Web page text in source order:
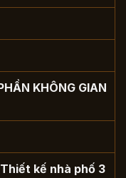
KHÔNG GIAN
Thiết kế nhà phố 3